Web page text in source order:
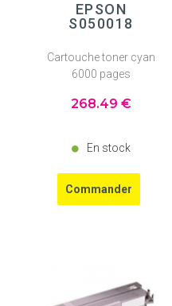
EPSON
S050018
Cartouche toner cyan
6000 pages
268.49 €
En stock